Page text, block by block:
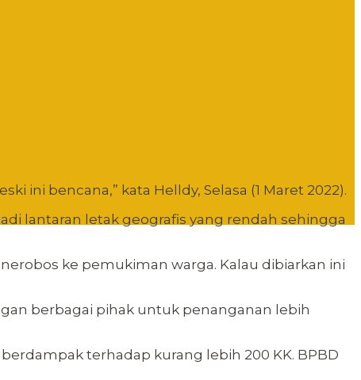
ini bencana,” kata Helldy, Selasa (1 Maret 2022).
lantaran letak geografis yang rendah sehingga
ke pemukiman warga. Kalau dibiarkan ini
berbagai pihak untuk penanganan lebih
terhadap kurang lebih 200 KK. BPBD